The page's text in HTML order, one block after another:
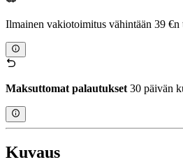
Ilmainen vakiotoimitus vähintään 39 €n
Maksuttomat palautukset30 päivän
Kuvaus